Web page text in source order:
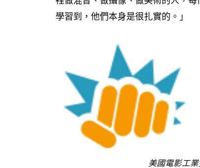
學習到，他們本身是很扎實的。」
美國電影工